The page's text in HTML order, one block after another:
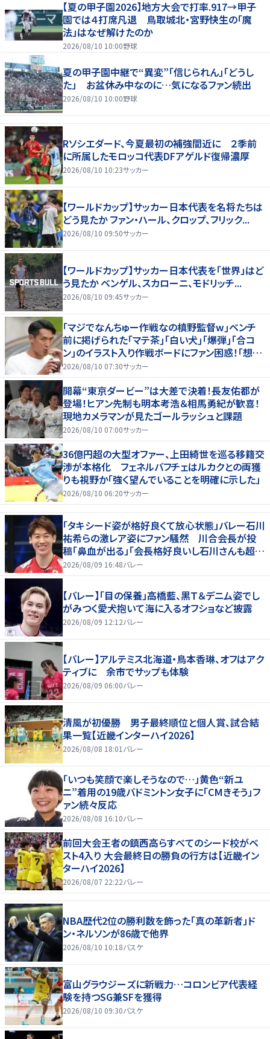
【夏の甲子園2026】地方大会で打率.917→甲子
園では４打席凡退 鳥取城北・宮野快生の「魔
法」はなぜ解けたのか
2026/08/10 10:00野球
夏の甲子園中継で“異変”「信じられん」「どうし
た」 お盆休み中なのに…気になるファン続出
2026/08/10 10:00野球
Rソシエダード、今夏最初の補強間近に ２季前
に所属したモロッコ代表DFアゲルド復帰濃厚
2026/08/10 10:23サッカー
【ワールドカップ】サッカー日本代表を名将たちは
どう見たか ファン・ハール、クロップ、フリック...
2026/08/10 09:50サッカー
【ワールドカップ】サッカー日本代表を「世界」はど
う見たか ベンゲル、スカローニ、モドリッチ...
2026/08/10 09:45サッカー
｢マジでなんちゅー作戦なの槙野監督w｣ベンチ
前に掲げられた｢マテ茶｣｢白い犬｣｢爆弾｣｢合コ
ン｣のイラスト入り作戦ボードにファン困惑！｢想像
よりデカくて吹いた｣
2026/08/10 07:30サッカー
開幕“東京ダービー”は大差で決着！長友佑都が
登場！ヒアン先制も明本考浩＆相馬勇紀が歓喜！
現地カメラマンが見たゴールラッシュと課題
2026/08/10 07:00サッカー
36億円超の大型オファー、上田綺世を巡る移籍交
渉が本格化 フェネルバフチェはルカクとの両獲
りも視野か「強く望んでいることを明確に示した」
2026/08/10 06:20サッカー
「タキシード姿が格好良くて放心状態」バレー石川
祐希らの激レア姿にファン騒然 川合会長が投
稿「鼻血が出る」「会長格好良いし石川さんも超格
好いい」
2026/08/09 16:48バレー
【バレー】「目の保養」高橋藍、黒Ｔ＆デニム姿でし
がみつく愛犬抱いて海に入るオフショなど披露
2026/08/09 12:12バレー
【バレー】アルテミス北海道・鳥本香琳、オフはアク
ティブに 余市でサップも体験
2026/08/09 06:00バレー
清風が初優勝 男子最終順位と個人賞、試合結
果一覧【近畿インターハイ2026】
2026/08/08 18:01 バレー
「いつも笑顔で楽しそうなので…」黄色“新ユ
ニ”着用の19歳バドミントン女子に「CMきそう」フ
ァン続々反応
2026/08/08 16:10バレー
前回大会王者の鎮西高らすべてのシード校がベ
スト4入り 大会最終日の勝負の行方は【近畿イン
ターハイ2026】
2026/08/07 22:22バレー
NBA歴代2位の勝利数を飾った「真の革新者」ド
ン・ネルソンが86歳で他界
2026/08/10 10:18バスケ
富山グラウジーズに新戦力…コロンビア代表経
験を持つSG兼SFを獲得
2026/08/10 09:30バスケ